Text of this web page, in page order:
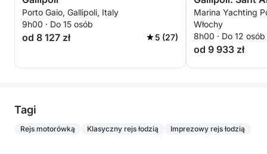
Porto Gaio, Gallipoli, Italy
9h00 · Do 15 osób
od 8 127 zł 5 (27)
krystalicznie
Marina Yachting
Włochy
8h00 · Do 12 osób
od 9 933 zł
Tagi
Rejs motorówką Klasyczny rejs łodzią Imprezowy rejs łodzią